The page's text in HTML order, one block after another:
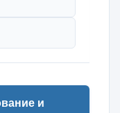
и